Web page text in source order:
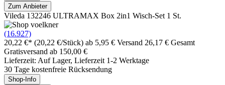
Zum Anbieter
Vileda 132246 ULTRAMAX Box 2in1 Wisch-Set 1 St.
(16.927)
20,22 €* (20,22 €/Stück) ab 5,95 € Versand 26,17 € Gesamt
Gratisversand ab 150,00 €
Lieferzeit: Auf Lager, Lieferzeit 1-2 Werktage
30 Tage kostenfreie Rücksendung
Shop-Info